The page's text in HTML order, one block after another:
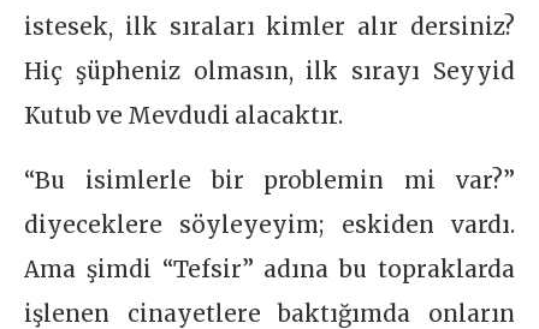
istesek, ilk sıraları kimler alır dersiniz?
Hiç şüpheniz olmasın, ilk sırayı Seyyid
Kutub ve Mevdudi alacaktır.
“Bu isimlerle bir problemin mi var?”
diyeceklere söyleyeyim; eskiden vardı.
Ama şimdi “Tefsir” adına bu topraklarda
işlenen cinayetlere baktığımda onların